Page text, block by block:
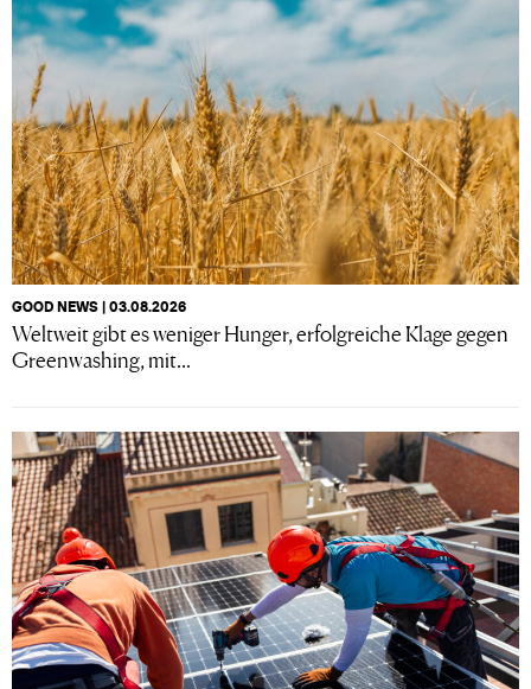
GOOD NEWS | 03.08.2026
Weltweit gibt es weniger Hunger, erfolgreiche Klage gegen
Greenwashing, mit...